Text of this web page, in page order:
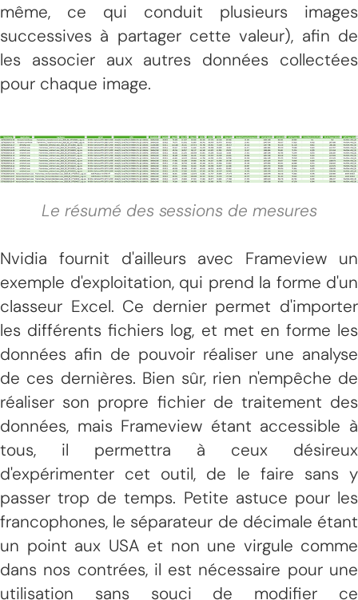
même, ce qui conduit plusieurs images
successives à partager cette valeur), afin de
les associer aux autres données collectées
pour chaque image.
Le résumé des sessions de mesures
Nvidia fournit d'ailleurs avec Frameview un
exemple d'exploitation, qui prend la forme d'un
classeur Excel. Ce dernier permet d'importer
les différents fichiers log, et met en forme les
données afin de pouvoir réaliser une analyse
de ces dernières. Bien sûr, rien n'empêche de
réaliser son propre fichier de traitement des
données, mais Frameview étant accessible à
tous, il permettra à ceux désireux
d'expérimenter cet outil, de le faire sans y
passer trop de temps. Petite astuce pour les
francophones, le séparateur de décimale étant
un point aux USA et non une virgule comme
dans nos contrées, il est nécessaire pour une
utilisation sans souci de modifier ce